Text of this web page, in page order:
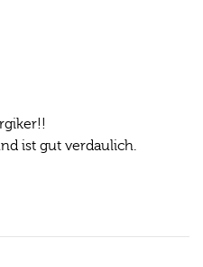
ist gut verdaulich.